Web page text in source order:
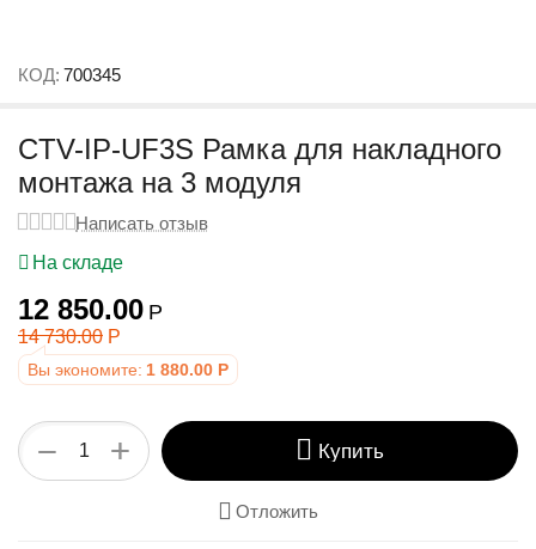
КОД: 700345
CTV-IP-UF3S Рамка для накладного
монтажа на 3 модуля
Написать отзыв
На складе
12 850.00 Р
14 730.00 Р
Вы экономите: 1 880.00 Р
+
− Купить
Отложить